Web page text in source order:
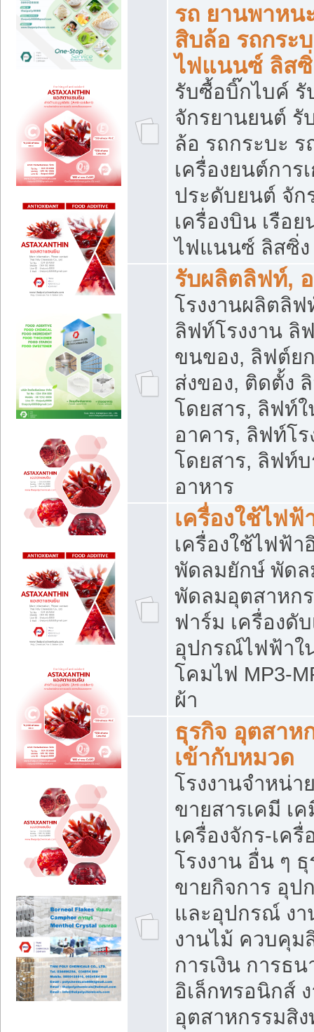
รถ ยานพาหน
สิบล้อ รถกระ
ไฟแนนซ์ ลิส
รับซื้อบิ๊กไบค์
จักรยานยนต์ รั
ล้อ รถกระบะ
เครื่องยนต์การ
ประดับยนต์ จัก
เครื่องบิน เรือ
ไฟแนนซ์ ลิสซิ่ง
รับผลิตลิฟท์,
โรงงานผลิตลิ
ลิฟท์โรงงาน ลิ
ขนของ, ลิฟต์ย
ส่งของ, ติดตั้ง
โดยสาร, ลิฟท์
อาคาร, ลิฟท์โ
โดยสาร, ลิฟท์
อาหาร
เครื่องใช้ไฟฟ้
เครื่องใช้ไฟฟ้า
พัดลมยักษ์ พัด
พัดลมอุตสาหก
ฟาร์ม เครื่องดั
อุปกรณ์ไฟฟ้าใ
โคมไฟ MP3-
ผ้า
ธุรกิจ อุตสาห
เข้ากับหมวด
โรงงานจำหน่
ขายสารเคมี เ
เครื่องจักร-เค
โรงงาน อื่น ๆ
ขายกิจการ อุป
และอุปกรณ์ ง
งานไม้ ควบคุม
การเงิน การธ
อิเล็กทรอนิกส์
อุตสาหกรรมสิ